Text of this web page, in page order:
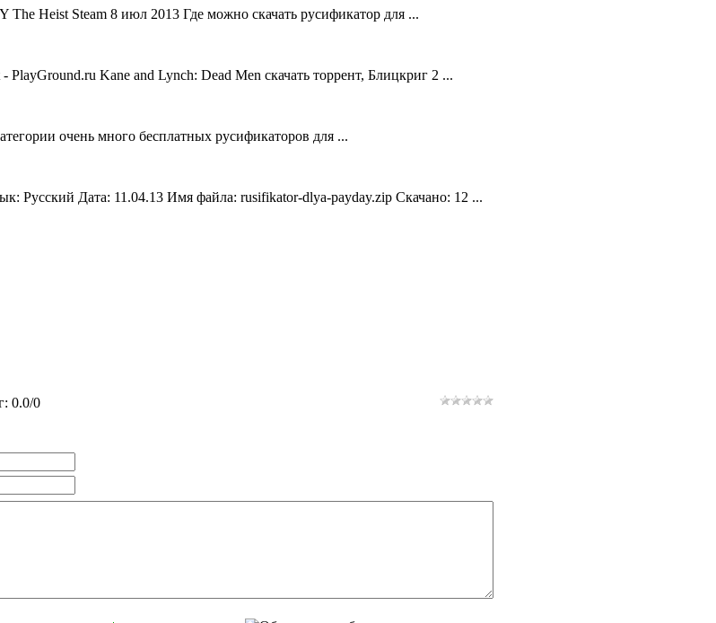
The Heist Steam 8 июл 2013 Где можно скачать русификатор для ...
PlayGround.ru Kane and Lynch: Dead Men скачать торрент, Блицкриг 2 ...
очень много бесплатных русификаторов для ...
Дата: 11.04.13 Имя файла: rusifikator-dlya-payday.zip Скачано: 12 ...
: 0.0/0